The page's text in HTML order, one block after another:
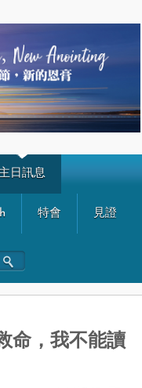
日訊息
特會 見證
命，我不能讀